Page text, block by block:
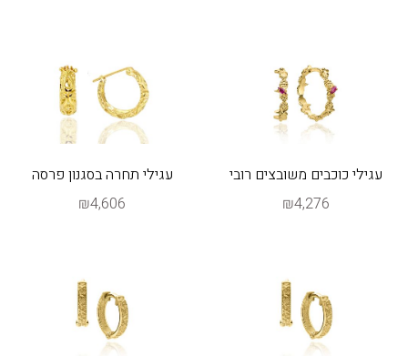
עגילי כוכבים משובצים רובי
₪4,276
עגילי תחרה בסגנון פרסה
₪4,606